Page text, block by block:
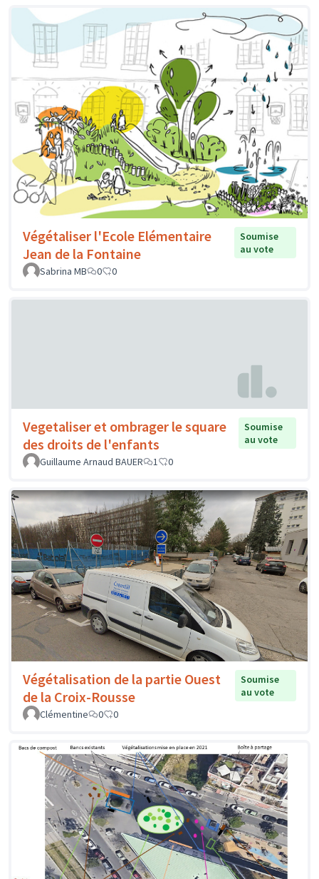
Végétaliser l'Ecole Elémentaire
Jean de la Fontaine
Soumise
au vote
Sabrina MB
0 0
Vegetaliser et ombrager le square
des droits de l'enfants
Soumise
au vote
Guillaume Arnaud BAUER
1 0
Végétalisation de la partie Ouest
de la Croix-Rousse
Soumise
au vote
Clémentine
0 0